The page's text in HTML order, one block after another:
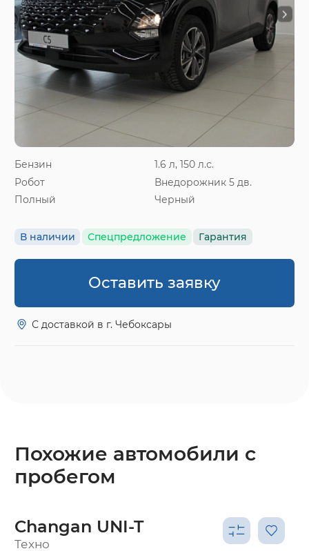
Бензин
1.6 л, 150 л.с.
Робот
Внедорожник 5 дв.
Полный
Черный
В наличии Спецпредложение Гарантия
Оставить заявку
С доставкой в г. Чебоксары
Похожие автомобили с
пробегом
Changan UNI-T
Техно